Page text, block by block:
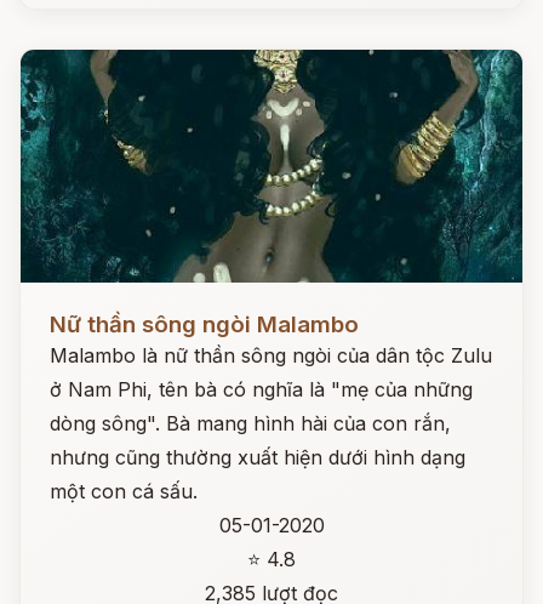
Nữ thần sông ngòi Malambo
Malambo là nữ thần sông ngòi của dân tộc Zulu
ở Nam Phi, tên bà có nghĩa là "mẹ của những
dòng sông". Bà mang hình hài của con rắn,
nhưng cũng thường xuất hiện dưới hình dạng
một con cá sấu.
05-01-2020
⭐ 4.8
2,385 lượt đọc